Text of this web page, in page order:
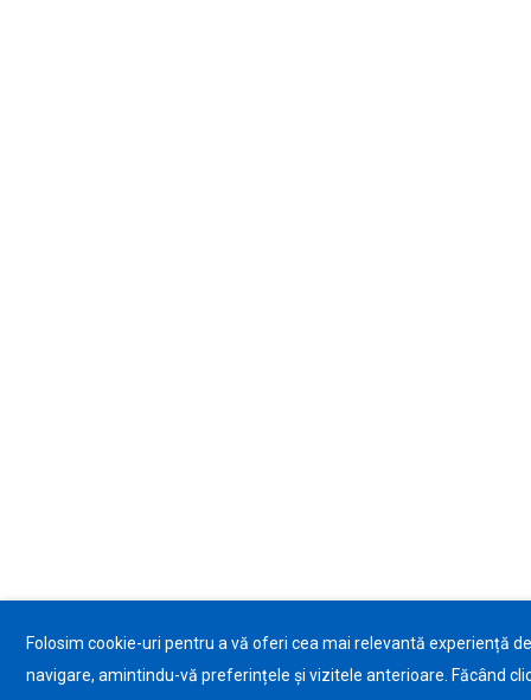
Folosim cookie-uri pentru a vă oferi cea mai relevantă experiență de
navigare, amintindu-vă preferințele și vizitele anterioare. Făcând